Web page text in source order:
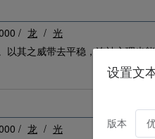
/ 龙 / 光
以其之威带去平稳，连神之理也
/ 龙 / 光
设置文
版本